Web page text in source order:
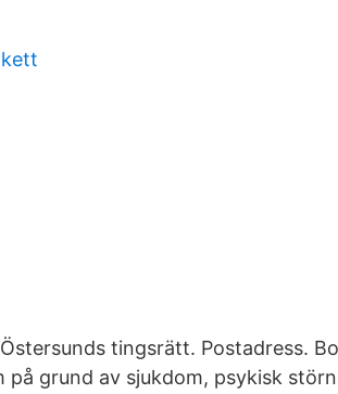
tingsrätt. Postadress.
grund av sjukdom, psykisk